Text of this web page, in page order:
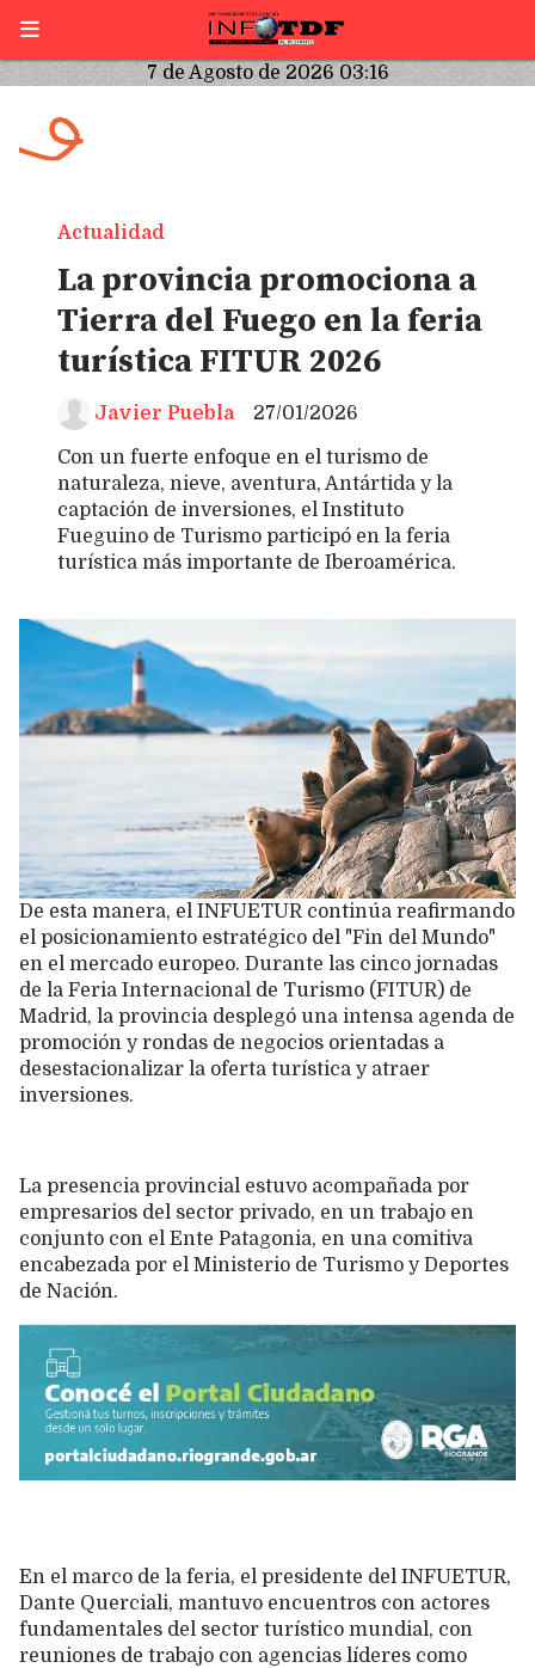
7 de Agosto de 2026 03:16
La provincia promociona a
Tierra del Fuego en la feria
turística FITUR 2026
Con un fuerte enfoque en el turismo de
naturaleza, nieve, aventura, Antártida y la
captación de inversiones, el Instituto
Fueguino de Turismo participó en la feria
turística más importante de Iberoamérica.
Actualidad
27/01/2026
Javier Puebla
De esta manera, el INFUETUR continúa reafirmando
el posicionamiento estratégico del "Fin del Mundo"
en el mercado europeo. Durante las cinco jornadas
de la Feria Internacional de Turismo (FITUR) de
Madrid, la provincia desplegó una intensa agenda de
promoción y rondas de negocios orientadas a
desestacionalizar la oferta turística y atraer
inversiones.
La presencia provincial estuvo acompañada por
empresarios del sector privado, en un trabajo en
conjunto con el Ente Patagonia, en una comitiva
encabezada por el Ministerio de Turismo y Deportes
de Nación.
En el marco de la feria, el presidente del INFUETUR,
Dante Querciali, mantuvo encuentros con actores
fundamentales del sector turístico mundial, con
reuniones de trabajo con agencias líderes como